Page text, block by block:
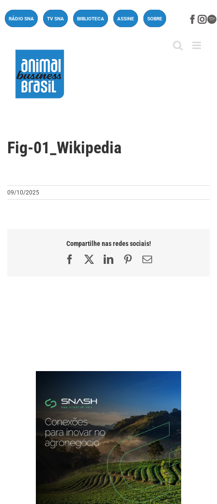
paraRÁDIO SNA TV SNA BIBLIOTECA ASSINE SOBRE
Fig-01_Wikipedia
09/10/2025
Compartilhe nas redes sociais!
FacebookLinkedInPinterest
E-